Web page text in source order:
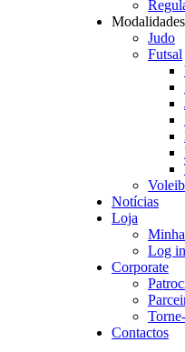
Modalidades
Judo
Futsal
Notícias
Loja
Log
Corporate
Contactos